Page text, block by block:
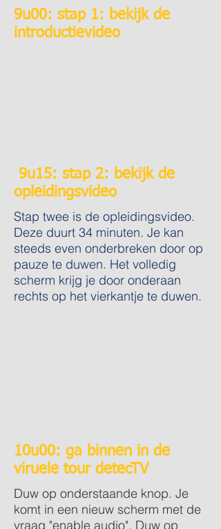
9u00: stap 1: bekijk de
introductievideo
9u15: stap 2: bekijk de
opleidingsvideo
Stap twee is de opleidingsvideo.
Deze duurt 34 minuten. Je kan
steeds even onderbreken door op
pauze te duwen. Het volledig
scherm krijg je door onderaan
rechts op het vierkantje te duwen.
10u00: ga binnen in de
viruele tour detecTV
Duw op onderstaande knop. Je
komt in een nieuw scherm met de
vraag "enable audio". Duw op